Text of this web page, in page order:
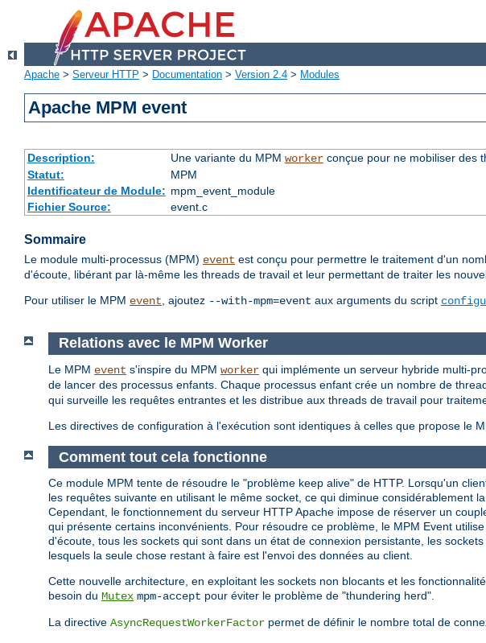
Apache > Serveur HTTP > Documentation > Version 2.4 > Modules
Apache MPM event
Description: Une variante du MPM workerconçue pour ne mobiliser des
Statut:
MPM
Identificateur de Module: mpm_event_module
Fichier Source:
event.c
Sommaire
Le module multi-processus (MPM) event est conçu pour permettre le traitement d'un
d'écoute, libérant par là-même les threads de travail et leur permettant de traiter les
Pour utiliser le MPM event, ajoutez --with-mpm=event aux arguments du script
Relations avec le MPM Worker
Le MPM event s'inspire du MPM worker qui implémente un serveur hybride multi-
de lancer des processus enfants. Chaque processus enfant crée un nombre de
qui surveille les requêtes entrantes et les distribue aux threads de travail pour
Les directives de configuration à l'exécution sont identiques à celles que propose le
Comment tout cela fonctionne
Ce module MPM tente de résoudre le "problème keep alive" de HTTP. Lorsqu'un
les requêtes suivante en utilisant le même socket, ce qui diminue considérablement
Cependant, le fonctionnement du serveur HTTP Apache impose de réserver un
qui présente certains inconvénients. Pour résoudre ce problème, le MPM Event
d'écoute, tous les sockets qui sont dans un état de connexion persistante, les
lesquels la seule chose restant à faire est l'envoi des données au client.
Cette nouvelle architecture, en exploitant les sockets non blocants et les
besoin du Mutex mpm-accept pour éviter le problème de "thundering herd".
La directive AsyncRequestWorkerFactor permet de définir le nombre total de